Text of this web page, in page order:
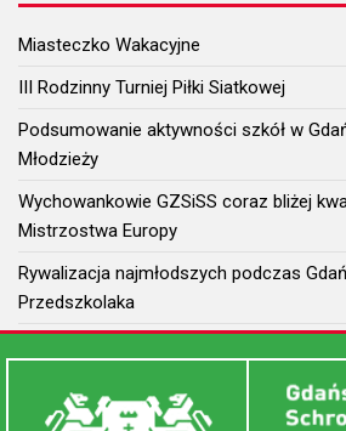
Miasteczko Wakacyjne
III Rodzinny Turniej Piłki Siatkowej
Podsumowanie aktywności szkół w
Młodzieży
Wychowankowie GZSiSS coraz bliżej
Mistrzostwa Europy
Rywalizacja najmłodszych podczas
Przedszkolaka